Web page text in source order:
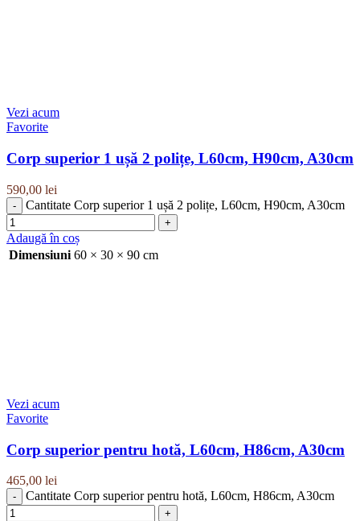
Vezi acum
Favorite
Corp superior 1 ușă 2 polițe, L60cm, H90cm, A30cm
590,00 lei
Cantitate Corp superior 1 ușă 2 polițe, L60cm, H90cm, A30cm
Adaugă în coș
Dimensiuni 60 × 30 × 90 cm
Vezi acum
Favorite
Corp superior pentru hotă, L60cm, H86cm, A30cm
465,00 lei
Cantitate Corp superior pentru hotă, L60cm, H86cm, A30cm